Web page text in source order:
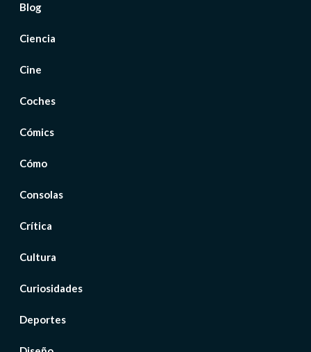
Blog
Ciencia
Cine
Coches
Cómics
Cómo
Consolas
Crítica
Cultura
Curiosidades
Deportes